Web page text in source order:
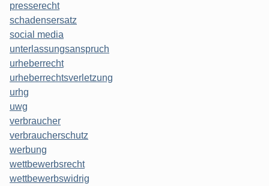
presserecht
schadensersatz
social media
unterlassungsanspruch
urheberrecht
urheberrechtsverletzung
urhg
uwg
verbraucher
verbraucherschutz
werbung
wettbewerbsrecht
wettbewerbswidrig